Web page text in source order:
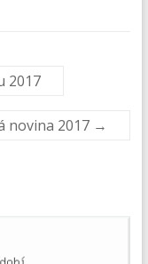
2017
novina 2017 →